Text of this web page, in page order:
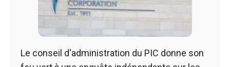
Le conseil d'administration du PIC donne son